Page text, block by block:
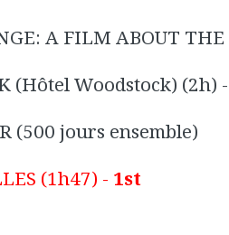
A FILM ABOUT THE
(Hôtel Woodstock) (2h) -
(500 jours ensemble)
(1h47) - 1st